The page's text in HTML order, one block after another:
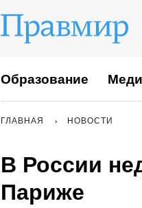
Образование
ГЛАВНАЯ НОВОСТИ
В России
Париже